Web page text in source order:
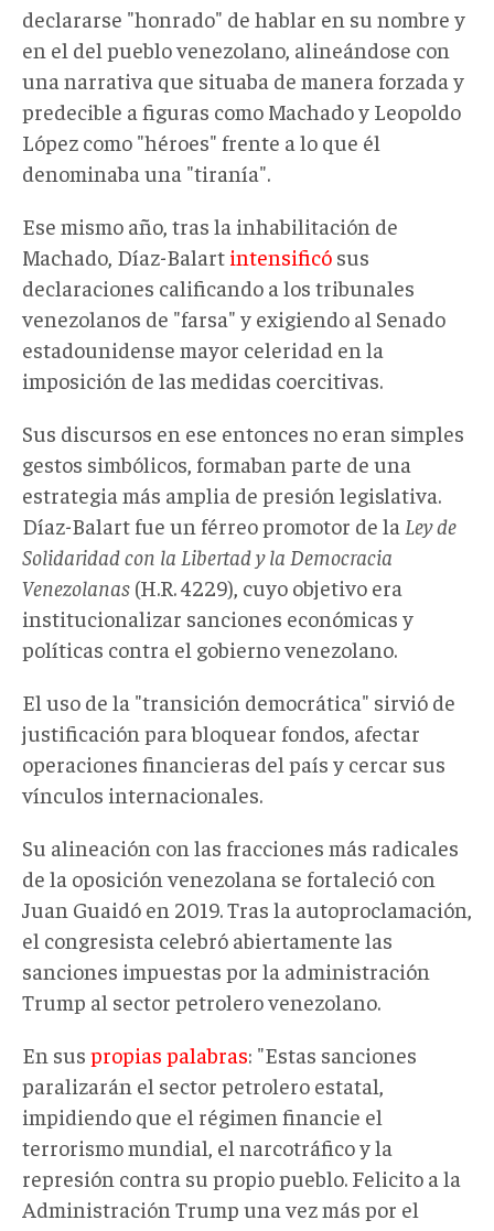
declararse "honrado" de hablar en su nombre y
en el del pueblo venezolano, alineándose con
una narrativa que situaba de manera forzada y
predecible a figuras como Machado y Leopoldo
López como "héroes" frente a lo que él
denominaba una "tiranía".
Ese mismo año, tras la inhabilitación de
Machado, Díaz-Balart intensificó sus
declaraciones calificando a los tribunales
venezolanos de "farsa" y exigiendo al Senado
estadounidense mayor celeridad en la
imposición de las medidas coercitivas.
Sus discursos en ese entonces no eran simples
gestos simbólicos formaban parte de una
estrategia más amplia de presión legislativa.
Díaz-Balart fue un férreo promotor de la Ley de
Solidaridad con la Libertad y la Democracia
Venezolanas (H.R. 4229), cuyo objetivo era
institucionalizar sanciones económicas y
políticas contra el gobierno venezolano.
El uso de la "transición democrática" sirvió de
justificación para bloquear fondos, afectar
operaciones financieras del país y cercar sus
vínculos internacionales.
Su alineación con las fracciones más radicales
de la oposición venezolana se fortaleció con
Juan Guaidó en 2019. Tras la autoproclamación,
el congresista celebró abiertamente las
sanciones impuestas por la administración
Trump al sector petrolero venezolano.
En sus propias palabras: "Estas sanciones
paralizarán el sector petrolero estatal,
impidiendo que el régimen financie el
terrorismo mundial, el narcotráfico y la
represión contra su propio pueblo. Felicito a la
Administración Trump una vez más por el